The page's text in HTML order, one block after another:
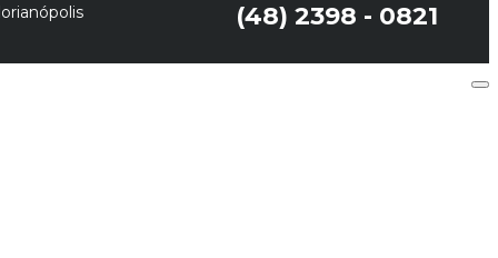
(48) 2398 - 0821